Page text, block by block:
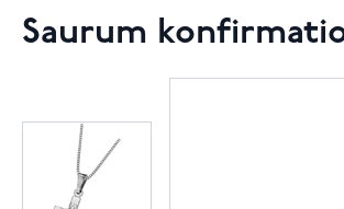
Saurum